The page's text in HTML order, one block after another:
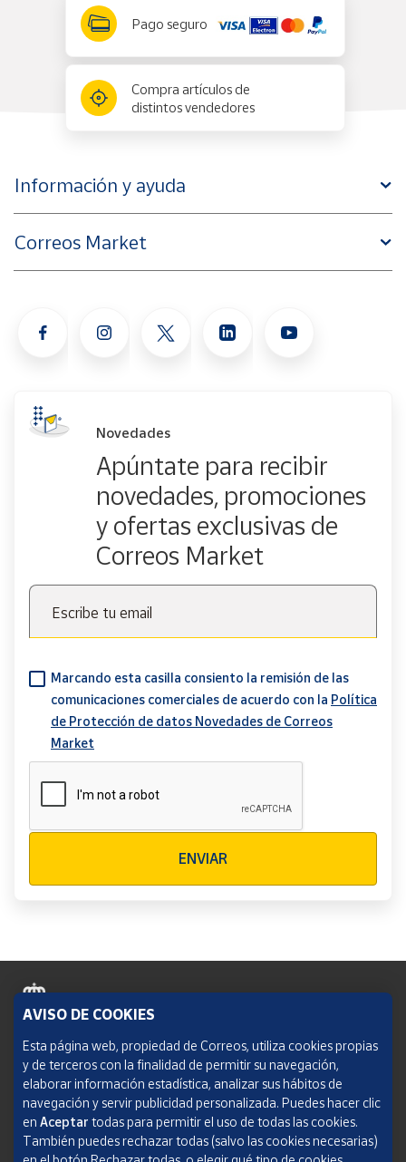
Pago seguro
Compra artículos de
distintos vendedores
Información y ayuda
Correos Market
Novedades
Apúntate para recibir
novedades, promociones
y ofertas exclusivas de
Correos Market
Escribe tu email
Marcando esta casilla consiento la remisión de las
comunicaciones comerciales de acuerdo con la Política
de Protección de datos Novedades de Correos
Market
ENVIAR
Política de cookies
Aviso legal
Condiciones del servicio
Política de Privacidad Web
AVISO DE COOKIES
Esta página web, propiedad de Correos, utiliza cookies propias
y de terceros con la finalidad de permitir su navegación,
elaborar información estadística, analizar sus hábitos de
navegación y servir publicidad personalizada. Puedes hacer clic
en Aceptar todas para permitir el uso de todas las cookies.
También puedes rechazar todas (salvo las cookies necesarias)